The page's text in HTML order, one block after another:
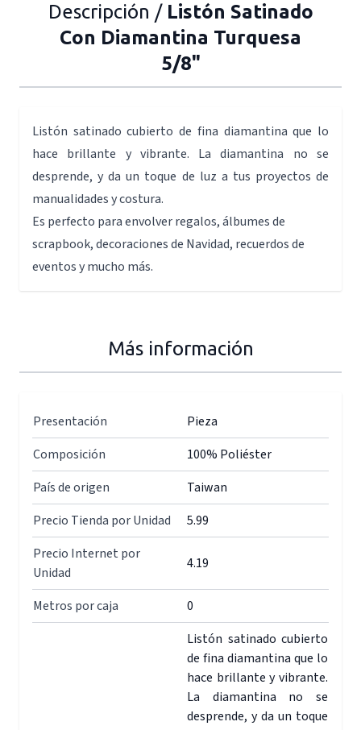
Descripción / Listón Satinado
Con Diamantina Turquesa
5/8"
Listón satinado cubierto de fina diamantina que lo
hace brillante y vibrante. La diamantina no se
desprende, y da un toque de luz a tus proyectos de
manualidades y costura.
Es perfecto para envolver regalos, álbumes de
scrapbook, decoraciones de Navidad, recuerdos de
eventos y mucho más.
Más información
Presentación
Pieza
Composición
100% Poliéster
País de origen
Taiwan
Precio Tienda por Unidad
5.99
Precio Internet por
Unidad
4.19
Metros por caja
0
Listón satinado cubierto
de fina diamantina que lo
hace brillante y vibrante.
La diamantina no se
desprende, y da un toque